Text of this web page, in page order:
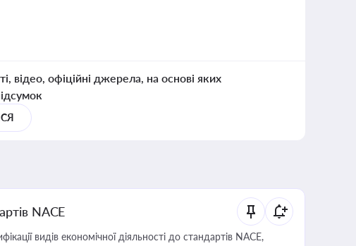
відео, офіційні джерела, на основі яких
NACE
видів економічної діяльності до стандартів NACE,